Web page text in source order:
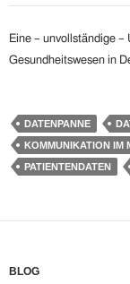
Eine – unvollständige
Gesundheitswesen in
DATENPANNE
KOMMUNIKATION IM
PATIENTENDATEN
BLOG